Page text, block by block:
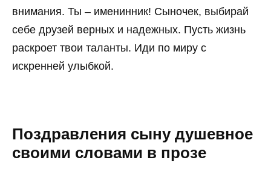
внимания. Ты – именинник! Сыночек, выбирай
себе друзей верных и надежных. Пусть жизнь
раскроет твои таланты. Иди по миру с
искренней улыбкой.
Поздравления сыну душевное
своими словами в прозе